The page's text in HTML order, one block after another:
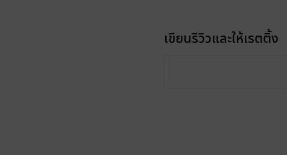
เขียนรีวิวและให้เรตติ้ง